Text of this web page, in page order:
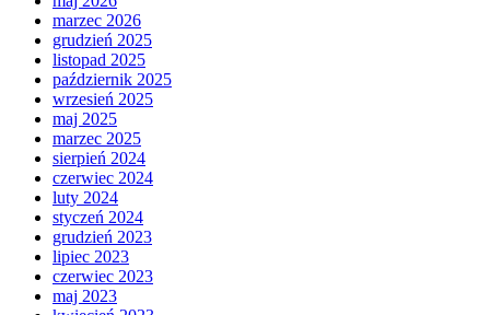
marzec 2026
grudzień 2025
listopad 2025
październik 2025
wrzesień 2025
maj 2025
marzec 2025
sierpień 2024
czerwiec 2024
luty 2024
styczeń 2024
grudzień 2023
lipiec 2023
czerwiec 2023
maj 2023